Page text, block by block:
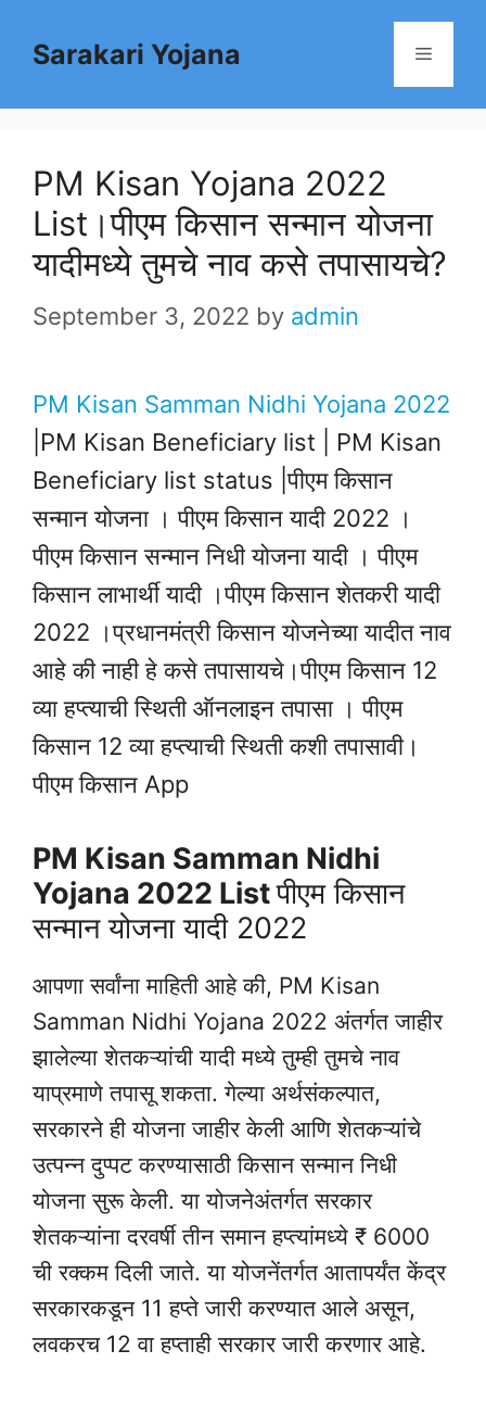
Sarakari Yojana Menu
PM Kisan Yojana 2022
List।पीएम किसान सन्मान योजना
यादीमध्ये तुमचे नाव कसे तपासायचे?
September 3, 2022 by admin
PM Kisan Samman Nidhi Yojana 2022
|PM Kisan Beneficiary list | PM Kisan
Beneficiary list status |पीएम किसान
सन्मान योजना । पीएम किसान यादी 2022 ।
पीएम किसान सन्मान निधी योजना यादी । पीएम
किसान लाभार्थी यादी ।पीएम किसान शेतकरी यादी
2022 ।प्रधानमंत्री किसान योजनेच्या यादीत नाव
आहे की नाही हे कसे तपासायचे।पीएम किसान 12
व्या हप्त्याची स्थिती ऑनलाइन तपासा । पीएम
किसान 12 व्या हप्त्याची स्थिती कशी तपासावी।
पीएम किसान App
PM Kisan Samman Nidhi
Yojana 2022 Listपीएम किसान
सन्मान योजना यादी 2022
आपणा सर्वांना माहिती आहे की, PM Kisan
Samman Nidhi Yojana 2022 अंतर्गत जाहीर
झालेल्या शेतकऱ्यांची यादी मध्ये तुम्ही तुमचे नाव
याप्रमाणे तपासू शकता. गेल्या अर्थसंकल्पात,
सरकारने ही योजना जाहीर केली आणि शेतकऱ्यांचे
उत्पन्न दुप्पट करण्यासाठी किसान सन्मान निधी
योजना सुरू केली. या योजनेअंतर्गत सरकार
शेतकऱ्यांना दरवर्षी तीन समान हप्त्यांमध्ये ₹ 6000
ची रक्कम दिली जाते. या योजनेंतर्गत आतापर्यंत केंद्र
सरकारकडून 11 हप्ते जारी करण्यात आले असून,
लवकरच 12 वा हप्ताही सरकार जारी करणार आहे.